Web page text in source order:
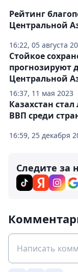
16:22, 05 августа
Рейтинг
Центральной
16:37, 11 мая 2023
Стойкое
прогнозируют
Центральной
16:59, 25 декабря
Казахстан
ВВП среди
Следите за